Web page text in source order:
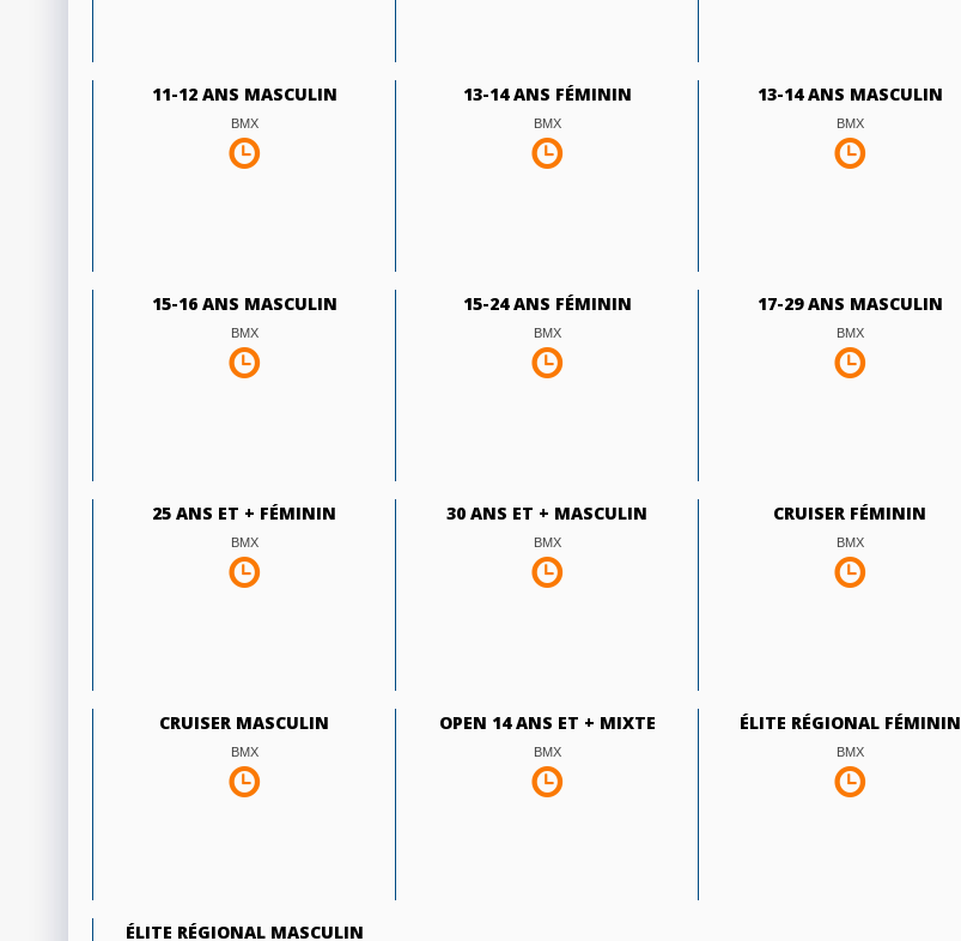
11-12 ANS MASCULIN
BMX
13-14 ANS FÉMININ
BMX
13-14 ANS MASCULIN
BMX
15-16 ANS MASCULIN
BMX
15-24 ANS FÉMININ
BMX
17-29 ANS MASCULIN
BMX
25 ANS ET + FÉMININ
BMX
30 ANS ET + MASCULIN
BMX
CRUISER FÉMININ
BMX
CRUISER MASCULIN
BMX
OPEN 14 ANS ET + MIXTE
BMX
ÉLITE RÉGIONAL FÉMININ
BMX
ÉLITE RÉGIONAL MASCULIN